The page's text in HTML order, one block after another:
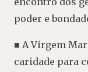
poder e
■ A Virgem
caridade para